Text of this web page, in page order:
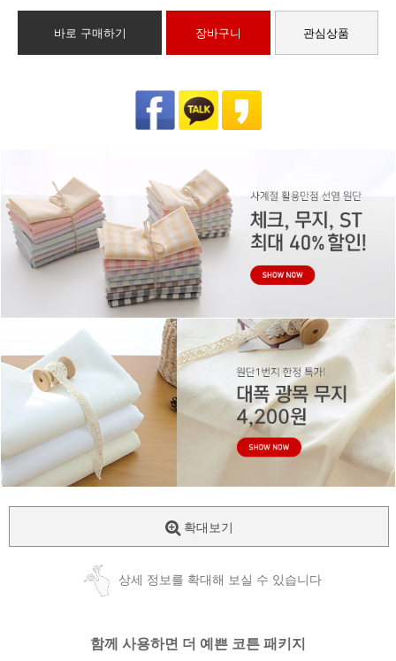
바로 구매하기 장바구니 관심상품
확대보기
상세 정보를 확대해 보실 수 있습니다
함께 사용하면 더 예쁜 코튼 패키지